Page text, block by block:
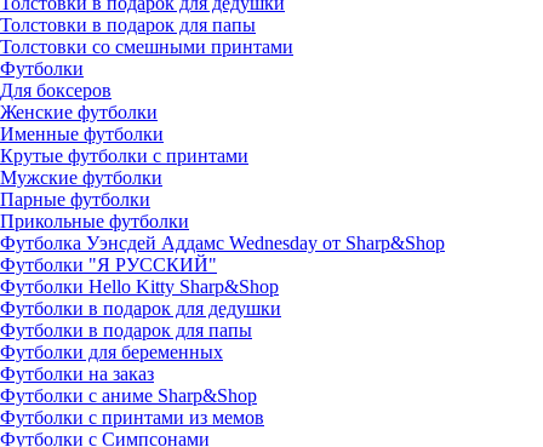
Толстовки в подарок для папы
Толстовки со смешными принтами
Футболки
Для боксеров
Женские футболки
Именные футболки
Крутые футболки с принтами
Мужские футболки
Парные футболки
Прикольные футболки
Футболка Уэнсдей Аддамс Wednesday от Sharp&Shop
Футболки "Я РУССКИЙ"
Футболки Hello Kitty Sharp&Shop
Футболки в подарок для дедушки
Футболки в подарок для папы
Футболки для беременных
Футболки на заказ
Футболки с аниме Sharp&Shop
Футболки с принтами из мемов
Футболки с Симпсонами